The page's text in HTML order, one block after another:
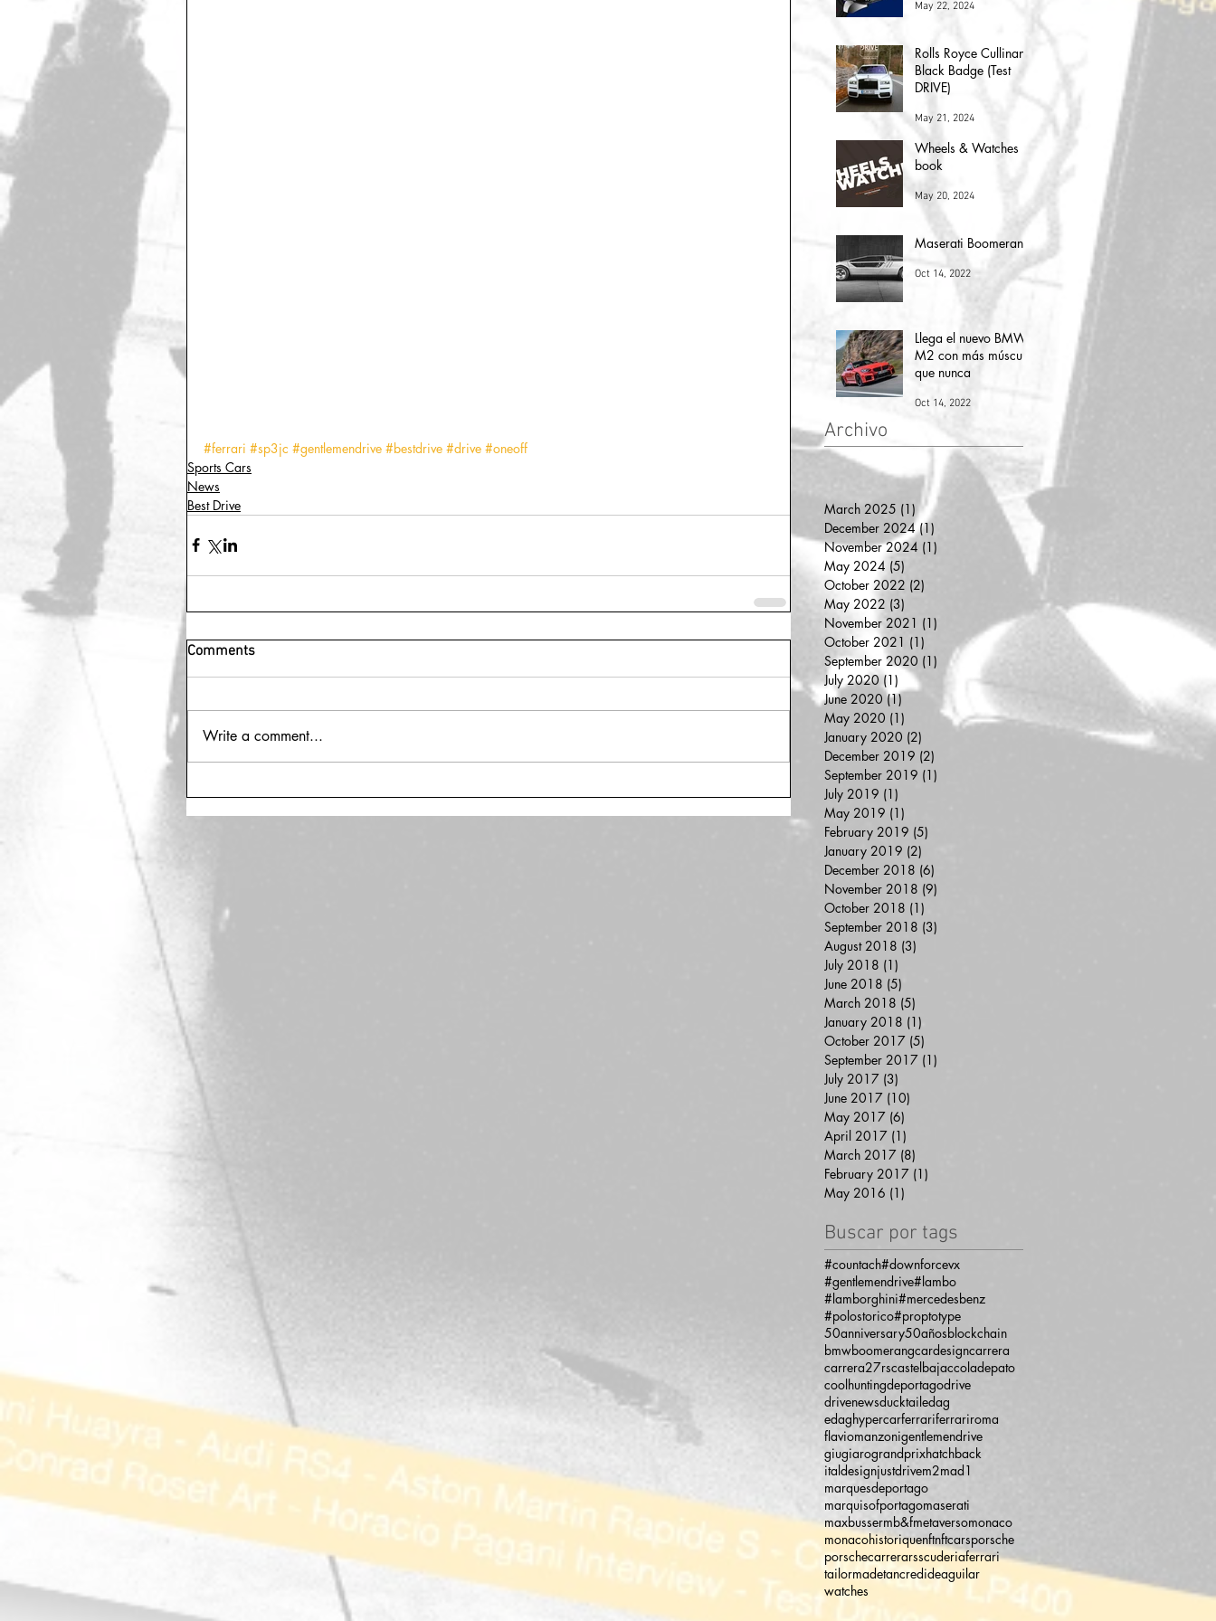
#ferrari #sp3jc #gentlemendrive #bestdrive #drive #oneoff
Sports Cars
News
Best Drive
Comments
Write a comment...
May 22, 2024
Rolls Royce Cullinan
Black Badge (Test
DRIVE)
May 21, 2024
Wheels & Watches
book
May 20, 2024
Maserati Boomerang
Oct 14, 2022
Llega el nuevo BMW
M2 con más músculo
que nunca
Oct 14, 2022
Archivo
March 2025 (1) 1 post
December 2024 (1)
November 2024 (1)
May 2024 (5)
October 2022 (2)
May 2022 (3)
November 2021 (1)
October 2021 (1)
September 2020 (1) 1 post
July 2020 (1) 1 post
June 2020 (1)
May 2020 (1)
January 2020 (2)
December 2019 (2)
September 2019 (1)
July 2019 (1)
May 2019 (1)
February 2019 (5)
January 2019 (2)
December 2018 (6)
November 2018 (9)
October 2018 (1)
September 2018 (3)
August 2018 (3)
July 2018 (1)
June 2018 (5)
March 2018 (5)
January 2018 (1)
October 2017 (5)
September 2017 (1)
July 2017 (3)
June 2017 (10)
May 2017 (6)
April 2017 (1)
March 2017 (8)
February 2017 (1)
May 2016 (1)
Buscar por tags
#countach#downforcevx
#gentlemendrive#lambo
#lamborghini#mercedesbenz
#polostorico#proptotype
50anniversary50añosblockchain
bmwboomerangcardesigncarrera
carrera27rscastelbajaccoladepato
coolhuntingdeportagodrive
drivenewsducktailedag
edaghypercarferrariferrariroma
flaviomanzonigentlemendrive
giugiarograndprixhatchback
italdesignjustdrivem2mad1
marquesdeportago
marquisofportagomaserati
maxbussermb&fmetaversomonaco
monacohistoriquenftnftcarsporsche
porschecarrerarsscuderiaferrari
tailormadetancredideaguilar
watches